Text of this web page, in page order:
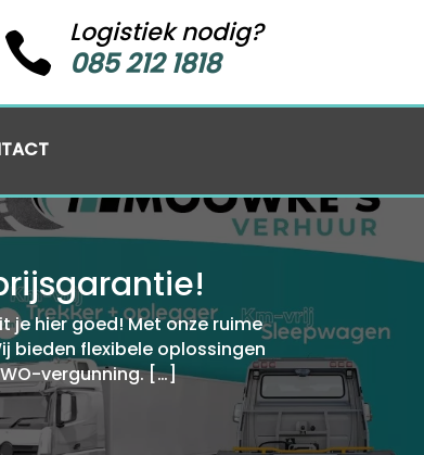
 Logistiek nodig?
085 212 1818
je hier goed! Met onze ruime
bieden flexibele oplossingen
vergunning.​ […]